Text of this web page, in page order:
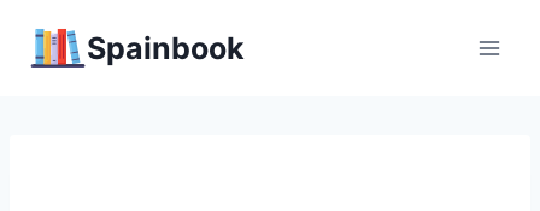
Spainbook